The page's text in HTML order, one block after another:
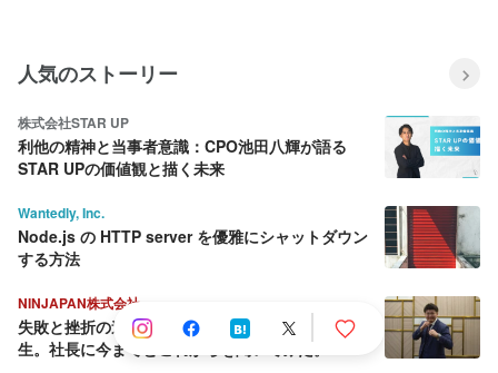
人気のストーリー
株式会社STAR UP
利他の精神と当事者意識：CPO池田八輝が語る
STAR UPの価値観と描く未来
Wantedly, Inc.
Node.js の HTTP server を優雅にシャットダウン
する方法
NINJAPAN株式会社
失敗と挫折の連続から這い上がり続ける壮絶な人
生。社長に今までとこれからを聞いてみた。